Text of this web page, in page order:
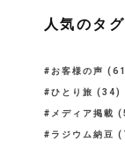
人気のタグ
お客様の声
ひとり旅 (34)
メディア掲載
ラジウム納豆